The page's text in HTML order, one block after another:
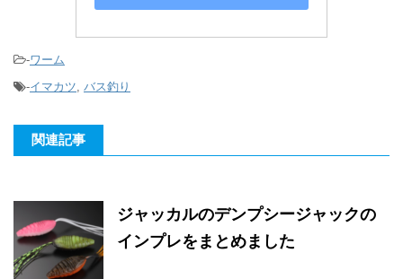
-ワーム
-イマカツ, バス釣り
関連記事
ジャッカルのデンプシージャックの
インプレをまとめました